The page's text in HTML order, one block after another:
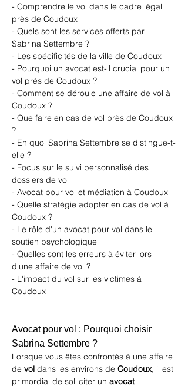
- Comprendre le vol dans le cadre légal
près de Coudoux
- Quels sont les services offerts par
Sabrina Settembre ?
- Les spécificités de la ville de Coudoux
- Pourquoi un avocat est-il crucial pour un
vol près de Coudoux ?
- Comment se déroule une affaire de vol à
Coudoux ?
- Que faire en cas de vol près de Coudoux
?
- En quoi Sabrina Settembre se distingue-t-
elle ?
- Focus sur le suivi personnalisé des
dossiers de vol
- Avocat pour vol et médiation à Coudoux
- Quelle stratégie adopter en cas de vol à
Coudoux ?
- Le rôle d'un avocat pour vol dans le
soutien psychologique
- Quelles sont les erreurs à éviter lors
d'une affaire de vol ?
- L'impact du vol sur les victimes à
Coudoux
Avocat pour vol : Pourquoi choisir
Sabrina Settembre ?
Lorsque vous êtes confrontés à une affaire
de vol dans les environs de Coudoux, il est
primordial de solliciter un avocat